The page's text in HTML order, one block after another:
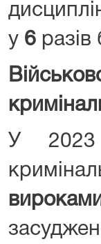
у 6 разів
У 2023